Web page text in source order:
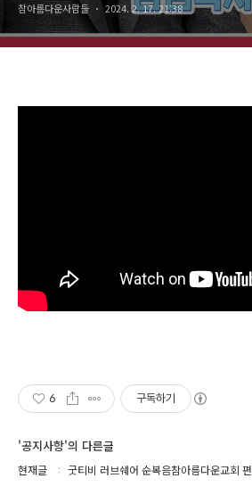
참아름다운사람들 2024. 2. 17. 21:38
6 구독하기
'공지사항'의 다른글
현재글 굿티비 러브쉐어 순복음참아름다운교회 편